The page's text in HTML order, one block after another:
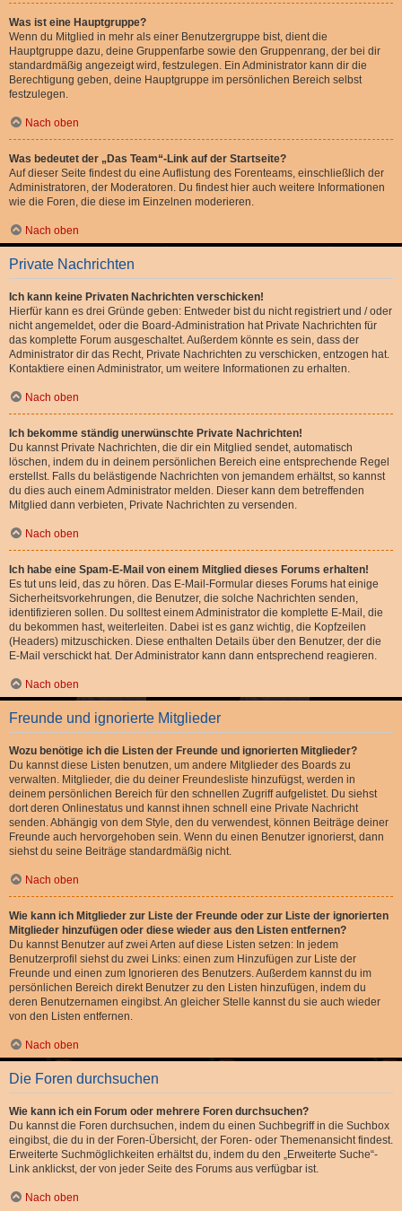
Was ist eine Hauptgruppe?
Wenn du Mitglied in mehr als einer Benutzergruppe bist, dient die
Hauptgruppe dazu, deine Gruppenfarbe sowie den Gruppenrang, der bei dir
standardmäßig angezeigt wird, festzulegen. Ein Administrator kann dir die
Berechtigung geben, deine Hauptgruppe im persönlichen Bereich selbst
festzulegen.
Nach oben
Was bedeutet der „Das Team“-Link auf der Startseite?
Auf dieser Seite findest du eine Auflistung des Forenteams, einschließlich der
Administratoren, der Moderatoren. Du findest hier auch weitere Informationen
wie die Foren, die diese im Einzelnen moderieren.
Nach oben
Private Nachrichten
Ich kann keine Privaten Nachrichten verschicken!
Hierfür kann es drei Gründe geben: Entweder bist du nicht registriert und / oder
nicht angemeldet, oder die Board-Administration hat Private Nachrichten für
das komplette Forum ausgeschaltet. Außerdem könnte es sein, dass der
Administrator dir das Recht, Private Nachrichten zu verschicken, entzogen hat.
Kontaktiere einen Administrator, um weitere Informationen zu erhalten.
Nach oben
Ich bekomme ständig unerwünschte Private Nachrichten!
Du kannst Private Nachrichten, die dir ein Mitglied sendet, automatisch
löschen, indem du in deinem persönlichen Bereich eine entsprechende Regel
erstellst. Falls du belästigende Nachrichten von jemandem erhältst, so kannst
du dies auch einem Administrator melden. Dieser kann dem betreffenden
Mitglied dann verbieten, Private Nachrichten zu versenden.
Nach oben
Ich habe eine Spam-E-Mail von einem Mitglied dieses Forums erhalten!
Es tut uns leid, das zu hören. Das E-Mail-Formular dieses Forums hat einige
Sicherheitsvorkehrungen, die Benutzer, die solche Nachrichten senden,
identifizieren sollen. Du solltest einem Administrator die komplette E-Mail, die
du bekommen hast, weiterleiten. Dabei ist es ganz wichtig, die Kopfzeilen
(Headers) mitzuschicken. Diese enthalten Details über den Benutzer, der die
E-Mail verschickt hat. Der Administrator kann dann entsprechend reagieren.
Nach oben
Freunde und ignorierte Mitglieder
Wozu benötige ich die Listen der Freunde und ignorierten Mitglieder?
Du kannst diese Listen benutzen, um andere Mitglieder des Boards zu
verwalten. Mitglieder, die du deiner Freundesliste hinzufügst, werden in
deinem persönlichen Bereich für den schnellen Zugriff aufgelistet. Du siehst
dort deren Onlinestatus und kannst ihnen schnell eine Private Nachricht
senden. Abhängig von dem Style, den du verwendest, können Beiträge deiner
Freunde auch hervorgehoben sein. Wenn du einen Benutzer ignorierst, dann
siehst du seine Beiträge standardmäßig nicht.
Nach oben
Wie kann ich Mitglieder zur Liste der Freunde oder zur Liste der ignorierten
Mitglieder hinzufügen oder diese wieder aus den Listen entfernen?
Du kannst Benutzer auf zwei Arten auf diese Listen setzen: In jedem
Benutzerprofil siehst du zwei Links: einen zum Hinzufügen zur Liste der
Freunde und einen zum Ignorieren des Benutzers. Außerdem kannst du im
persönlichen Bereich direkt Benutzer zu den Listen hinzufügen, indem du
deren Benutzernamen eingibst. An gleicher Stelle kannst du sie auch wieder
von den Listen entfernen.
Nach oben
Die Foren durchsuchen
Wie kann ich ein Forum oder mehrere Foren durchsuchen?
Du kannst die Foren durchsuchen, indem du einen Suchbegriff in die Suchbox
eingibst, die du in der Foren-Übersicht, der Foren- oder Themenansicht findest.
Erweiterte Suchmöglichkeiten erhältst du, indem du den „Erweiterte Suche“-
Link anklickst, der von jeder Seite des Forums aus verfügbar ist.
Nach oben